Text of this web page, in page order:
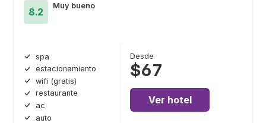
8.2
Muy bueno
spa
estacionamiento
wifi (gratis)
restaurante
ac
auto
Desde
$67
Ver hotel